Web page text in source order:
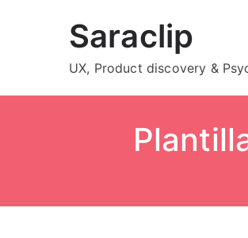
Saraclip
UX, Product discovery &